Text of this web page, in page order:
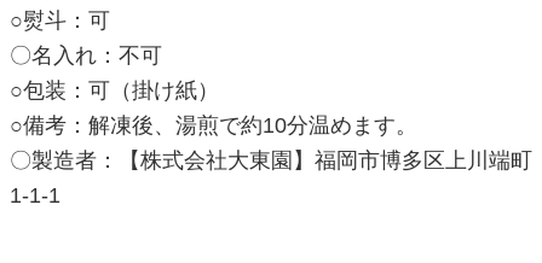
○熨斗：可
〇名入れ：不可
○包装：可（掛け紙）
○備考：解凍後、湯煎で約10分温めます。
〇製造者：【株式会社大東園】福岡市博多区上川端町
1-1-1